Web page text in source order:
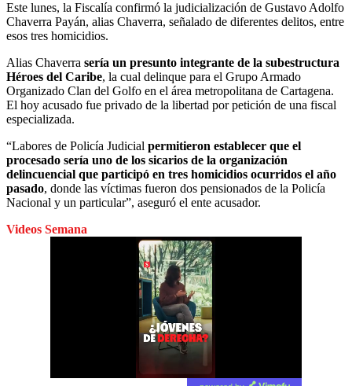
Este lunes, la Fiscalía confirmó la judicialización de Gustavo Adolfo
Chaverra Payán, alias Chaverra, señalado de diferentes delitos, entre
esos tres homicidios.
Alias Chaverra sería un presunto integrante de la subestructura
Héroes del Caribe, la cual delinque para el Grupo Armado
Organizado Clan del Golfo en el área metropolitana de Cartagena.
El hoy acusado fue privado de la libertad por petición de una fiscal
especializada.
“Labores de Policía Judicial permitieron establecer que el
procesado sería uno de los sicarios de la organización
delincuencial que participó en tres homicidios ocurridos el año
pasado, donde las víctimas fueron dos pensionados de la Policía
Nacional y un particular”, aseguró el ente acusador.
Videos Semana